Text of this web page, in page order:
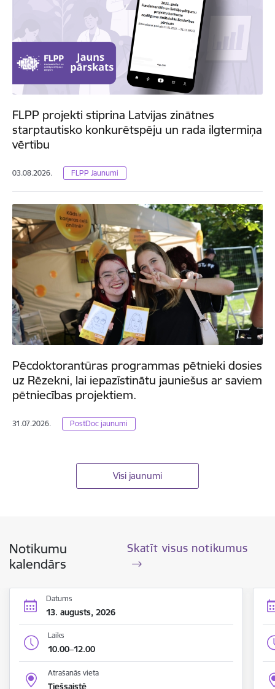
FLPP projekti stiprina Latvijas zinātnes
starptautisko konkurētspēju un rada ilgtermiņa
vērtību
03.08.2026. FLPP Jaunumi
Pēcdoktorantūras programmas pētnieki dosies
uz Rēzekni, lai iepazīstinātu jauniešus ar saviem
pētniecības projektiem.
31.07.2026. PostDoc jaunumi
Visi jaunumi
Notikumu
kalendārs
Skatīt visus notikumus
Datums
13. augusts, 2026
Laiks
10.00–12.00
Atrašanās vieta
Tiešsaistē